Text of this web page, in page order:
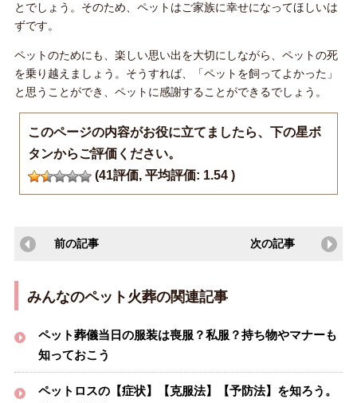
とでしょう。そのため、ペットはご家族に幸せになってほしいは
ずです。
ペットのためにも、楽しい思い出を大切にしながら、ペットの死
を乗り越えましょう。そうすれば、「ペットを飼ってよかった」
と思うことができ、ペットに感謝することができるでしょう。
このページの内容がお役に立てましたら、下の星ボ
タンからご評価ください。
(41評価, 平均評価: 1.54 )
前の記事 次の記事
みんなのペット火葬の関連記事
ペット葬儀当日の服装は喪服？私服？持ち物やマナーも
知っておこう
ペットロスの【症状】【克服法】【予防法】を知ろう。